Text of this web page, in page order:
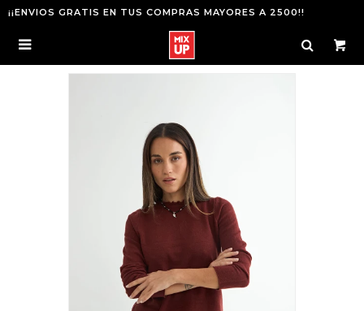
¡¡ENVIOS GRATIS EN TUS COMPRAS MAYORES A 2500!!
